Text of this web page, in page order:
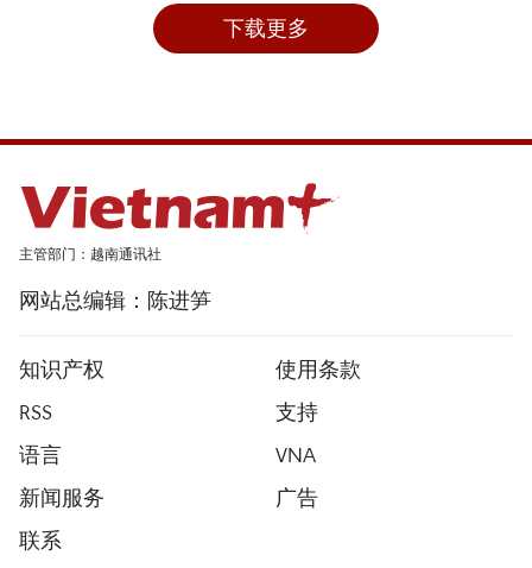
下载更多
主管部门：越南通讯社
网站总编辑：陈进笋
知识产权
使用条款
RSS
支持
语言
VNA
新闻服务
广告
联系